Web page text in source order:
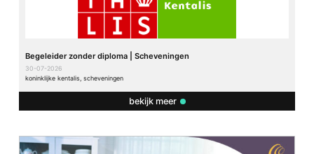
Begeleider zonder diploma | Scheveningen
30-07-2026
koninklijke kentalis, scheveningen
bekijk meer